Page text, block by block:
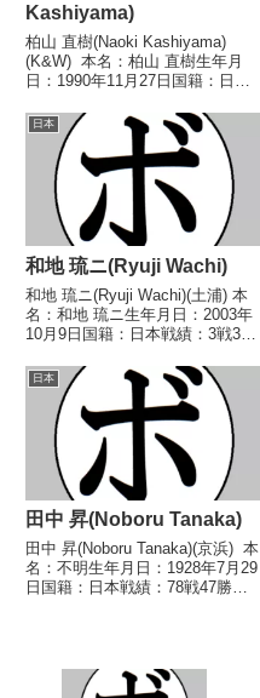
Kashiyama)
柏山 直樹(Naoki Kashiyama)
(K&W) 本名：柏山 直樹生年月
日：1990年11月27日国籍：日本
ル】なし 【戦歴】2018/05/25
●1RTKO 後藤 竜也(宇都宮金
田)2018/...
日本
和地 琉ニ(Ryuji Wachi)
和地 琉ニ(Ryuji Wachi)(土浦) 本
名：和地 琉ニ生年月日：2003年
10月9日国籍：日本戦績：3戦3
歴】2023/09/16 ●4R判定 0-
3(36-40、36-40、37-39) 越渡 健
太(...
日本
田中 昇(Noboru Tanaka)
田中 昇(Noboru Tanaka)(京浜) 本
名：不明生年月日：1928年7月29
日国籍：日本戦績：78戦47勝
座 【戦歴】194...